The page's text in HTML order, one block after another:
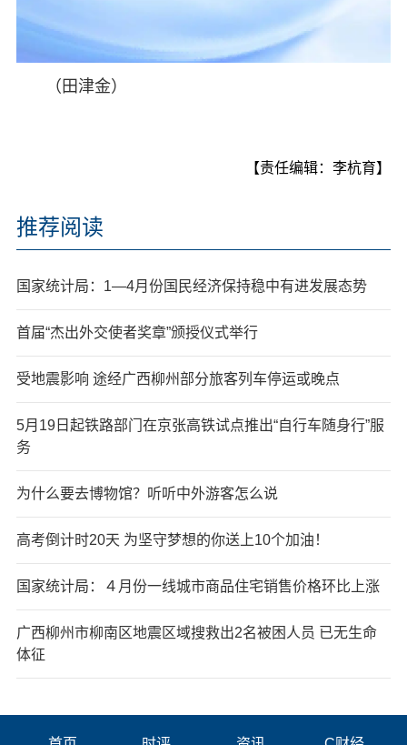
（田津金）
【责任编辑：李杭育】
推荐阅读
国家统计局：1—4月份国民经济保持稳中有进发展态势
首届“杰出外交使者奖章”颁授仪式举行
受地震影响 途经广西柳州部分旅客列车停运或晚点
5月19日起铁路部门在京张高铁试点推出“自行车随身行”服
务
为什么要去博物馆？听听中外游客怎么说
高考倒计时20天 为坚守梦想的你送上10个加油！
国家统计局：４月份一线城市商品住宅销售价格环比上涨
广西柳州市柳南区地震区域搜救出2名被困人员 已无生命
体征